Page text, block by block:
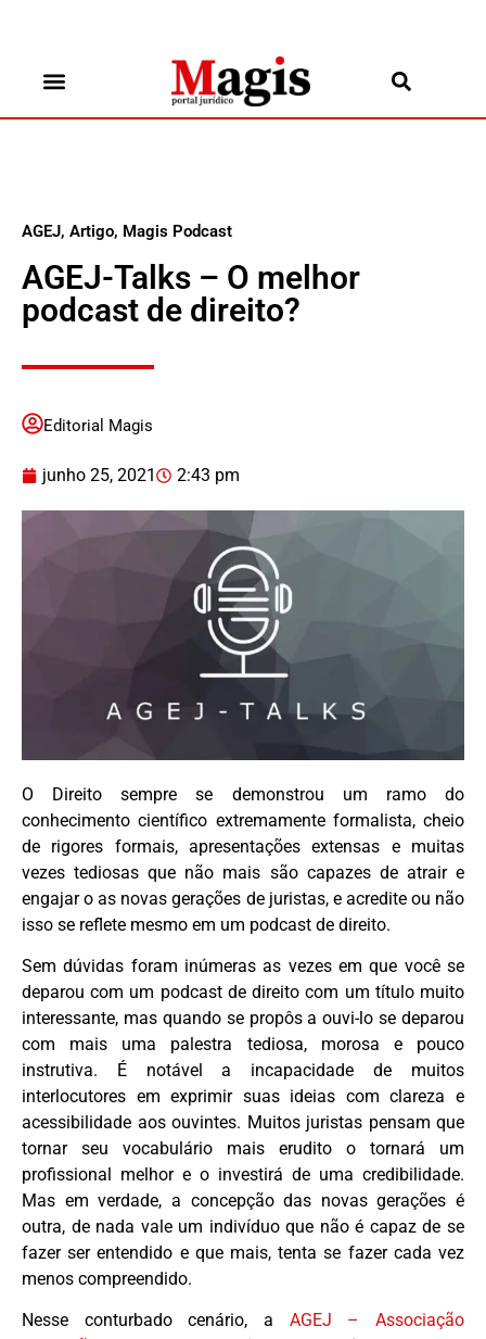
AGEJ, Artigo, Magis Podcast
AGEJ-Talks – O melhor
podcast de direito?
Editorial Magis
junho 25, 2021 2:43 pm
O Direito sempre se demonstrou um ramo do
conhecimento científico extremamente formalista, cheio
de rigores formais, apresentações extensas e muitas
vezes tediosas que não mais são capazes de atrair e
engajar o as novas gerações de juristas, e acredite ou não
isso se reflete mesmo em um podcast de direito.
Sem dúvidas foram inúmeras as vezes em que você se
deparou com um podcast de direito com um título muito
interessante, mas quando se propôs a ouvi-lo se deparou
com mais uma palestra tediosa, morosa e pouco
instrutiva. É notável a incapacidade de muitos
interlocutores em exprimir suas ideias com clareza e
acessibilidade aos ouvintes. Muitos juristas pensam que
tornar seu vocabulário mais erudito o tornará um
profissional melhor e o investirá de uma credibilidade.
Mas em verdade, a concepção das novas gerações é
outra, de nada vale um indivíduo que não é capaz de se
fazer ser entendido e que mais, tenta se fazer cada vez
menos compreendido.
Nesse conturbado cenário, a AGEJ – Associação